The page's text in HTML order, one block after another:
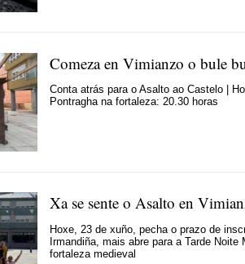
Comeza en Vimianzo o bule
Conta atrás para o Asalto ao Castelo |
Pontragha na fortaleza: 20.30 horas
Xa se sente o Asalto en
Hoxe, 23 de xuño, pecha o prazo de
Irmandiña, mais abre para a Tarde
fortaleza medieval